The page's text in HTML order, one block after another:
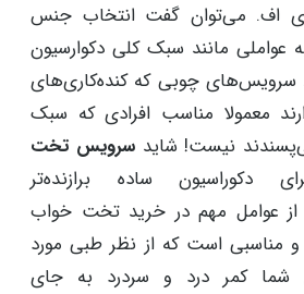
اف. می‌توان گفت انتخاب جنس
مانند سبک کلی دکوارسیون
سرویس‌های چوبی که کنده‌کاری‌های
معمولا مناسب افرادی که سبک
نیست!‌ شایدسرویس تخت
ساده برازنده‌تر
عوامل مهم در خرید تخت خواب
است که از نظر طبی مورد
شما کمر درد و سردرد به جای